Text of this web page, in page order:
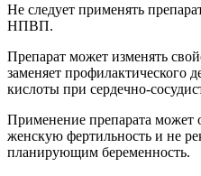
Не следует применять
НПВП.
Препарат может изменять
заменяет профилактического
кислоты при сердечно-
Применение препарата может
женскую фертильность и не
планирующим беременность.